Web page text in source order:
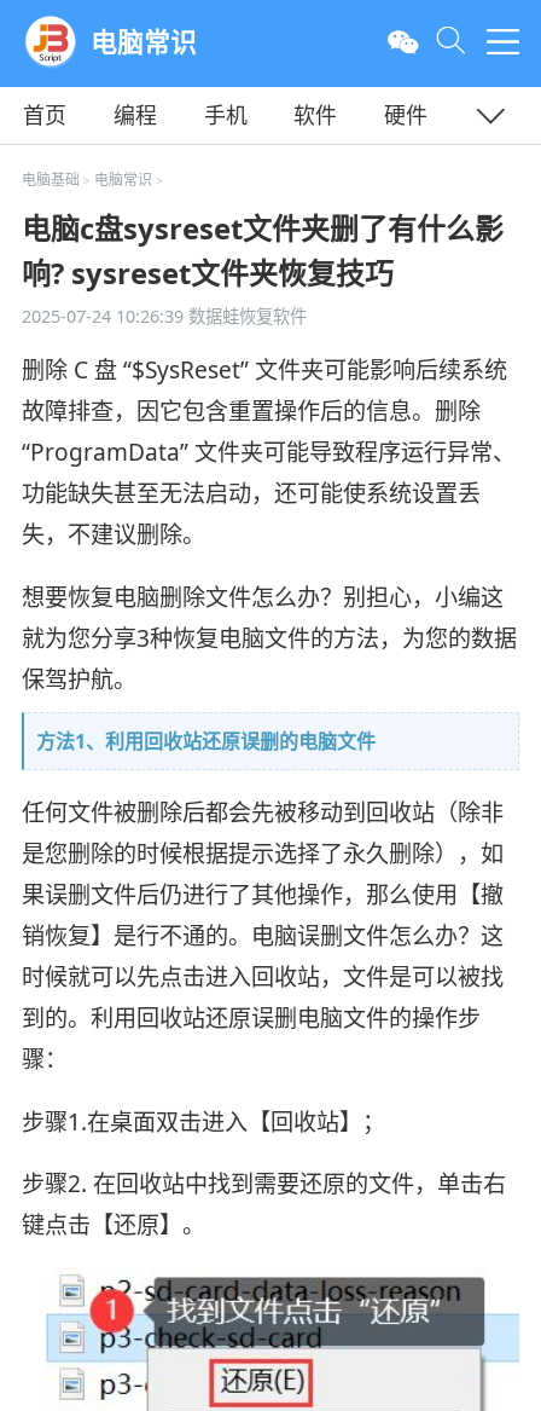
电脑常识
首页 编程 手机 软件
硬件
教程
平面
电脑基础 > 电脑常识 >
电脑c盘sysreset文件夹删了有什么影
响? sysreset文件夹恢复技巧
2025-07-24 10:26:39数据蛙恢复软件
删除 C 盘 “$SysReset” 文件夹可能影响后续系统
故障排查，因它包含重置操作后的信息。删除
“ProgramData” 文件夹可能导致程序运行异常、
功能缺失甚至无法启动，还可能使系统设置丢
失，不建议删除。
想要恢复电脑删除文件怎么办？别担心，小编这
就为您分享3种恢复电脑文件的方法，为您的数据
保驾护航。
方法1、利用回收站还原误删的电脑文件
任何文件被删除后都会先被移动到回收站（除非
是您删除的时候根据提示选择了永久删除），如
果误删文件后仍进行了其他操作，那么使用【撤
销恢复】是行不通的。电脑误删文件怎么办？这
时候就可以先点击进入回收站，文件是可以被找
到的。利用回收站还原误删电脑文件的操作步
骤：
步骤1.在桌面双击进入【回收站】；
步骤2. 在回收站中找到需要还原的文件，单击右
键点击【还原】。